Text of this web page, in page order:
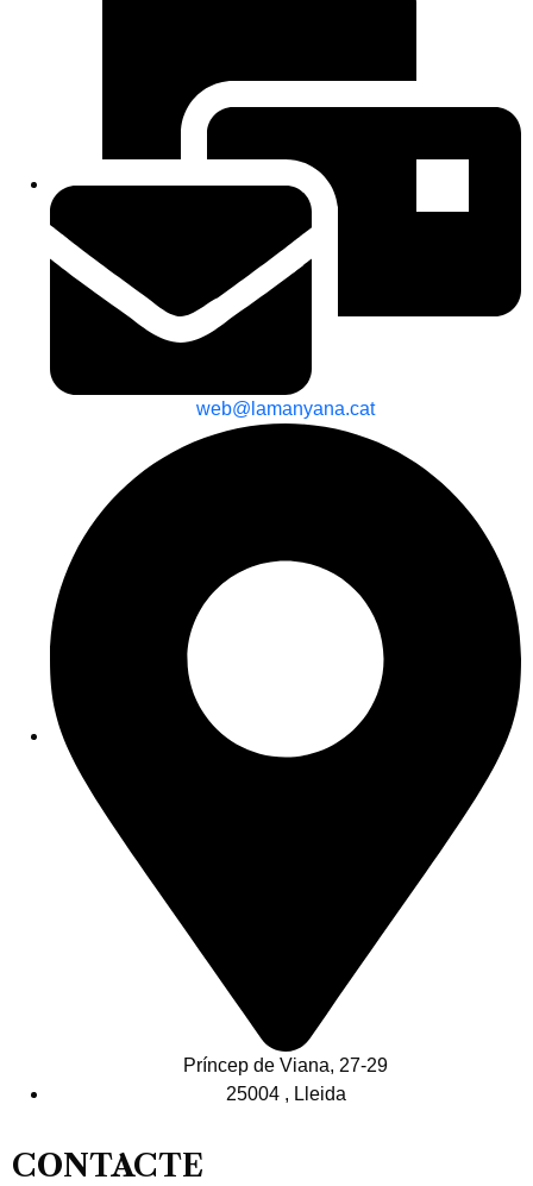
web@lamanyana.cat
Príncep de Viana, 27-29
25004 , Lleida
CONTACTE